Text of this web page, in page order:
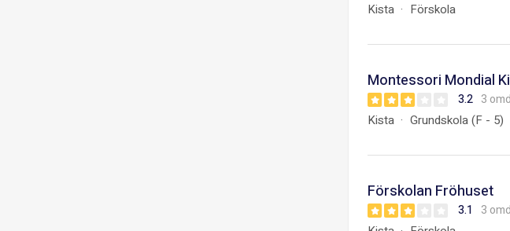
Kista Förskola
Montessori Mondial
3.2 3
Kista Grundskola (F - 5)
Förskolan Fröhuset
3.1 3